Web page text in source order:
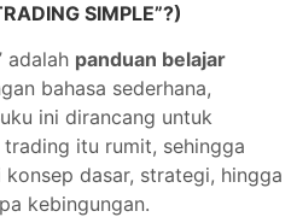
SIMPLE”?)
adalah panduan belajar
bahasa sederhana,
ini dirancang untuk
itu rumit, sehingga
dasar, strategi, hingga
kebingungan.